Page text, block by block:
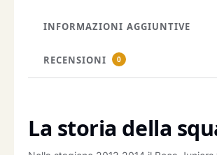
INFORMAZIONI AGGIUNTIVE
RECENSIONI 0
La storia della